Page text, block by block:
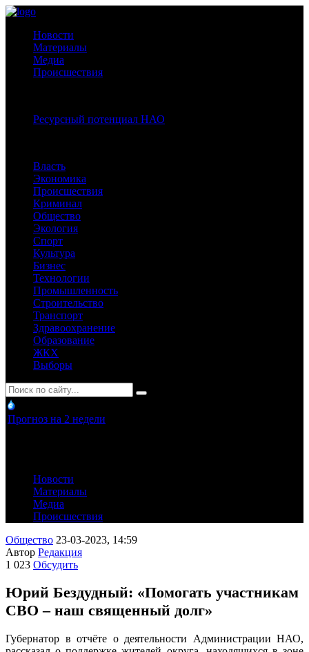
Новости
Материалы
Медиа
Происшествия
Ресурсный потенциал НАО
Власть
Экономика
Происшествия
Криминал
Общество
Экология
Спорт
Культура
Бизнес
Технологии
Промышленность
Строительство
Транспорт
Здравоохранение
Образование
ЖКХ
Выборы
Прогноз на 2 недели
Новости
Материалы
Медиа
Происшествия
Общество 23-03-2023, 14:59
Автор Редакция
1 023 Обсудить
Юрий Бездудный: «Помогать участникам
СВО – наш священный долг»
Губернатор в отчёте о деятельности Администрации НАО,